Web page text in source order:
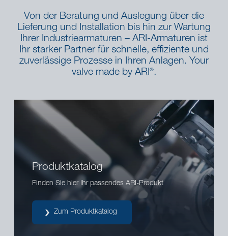
Von der Beratung und Auslegung über die
Lieferung und Installation bis hin zur Wartung
Ihrer Industriearmaturen – ARI-Armaturen ist
Ihr starker Partner für schnelle, effiziente und
zuverlässige Prozesse in Ihren Anlagen. Your
valve made by ARI® .
Produktkatalog
Finden Sie hier Ihr passendes ARI-Produkt
Zum Produktkatalog